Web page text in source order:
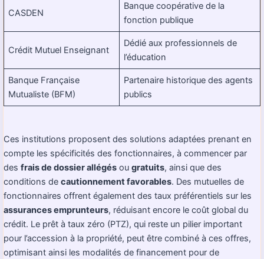
CASDEN
Banque coopérative de la
fonction publique
Crédit Mutuel Enseignant
Dédié aux professionnels de
l’éducation
Banque Française
Mutualiste (BFM)
Partenaire historique des agents
publics
Ces institutions proposent des solutions adaptées prenant en
compte les spécificités des fonctionnaires, à commencer par
des frais de dossier allégés ou gratuits, ainsi que des
conditions de cautionnement favorables. Des mutuelles de
fonctionnaires offrent également des taux préférentiels sur les
assurances emprunteurs, réduisant encore le coût global du
crédit. Le prêt à taux zéro (PTZ), qui reste un pilier important
pour l’accession à la propriété, peut être combiné à ces offres,
optimisant ainsi les modalités de financement pour de